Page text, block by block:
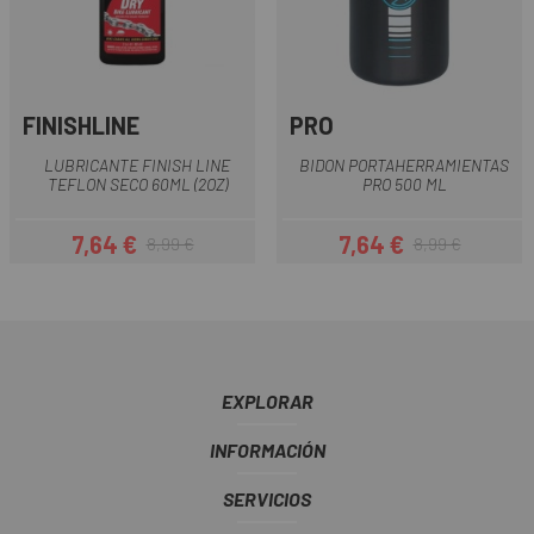
FINISHLINE
LUBRICANTE FINISH LINE
TEFLON SECO 60ML (2OZ)
Precio
7,64 €Precio regular
8,99 €
PRO
BIDON PORTAHERRAMIENTAS
PRO 500 ML
Precio
7,64 €Precio regular
8,99 €
EXPLORAR
INFORMACIÓN
SERVICIOS